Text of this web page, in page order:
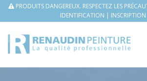
PRODUITS DANGEREUX. RESPECTEZ LES
IDENTIFICATION | INSCRIPTION